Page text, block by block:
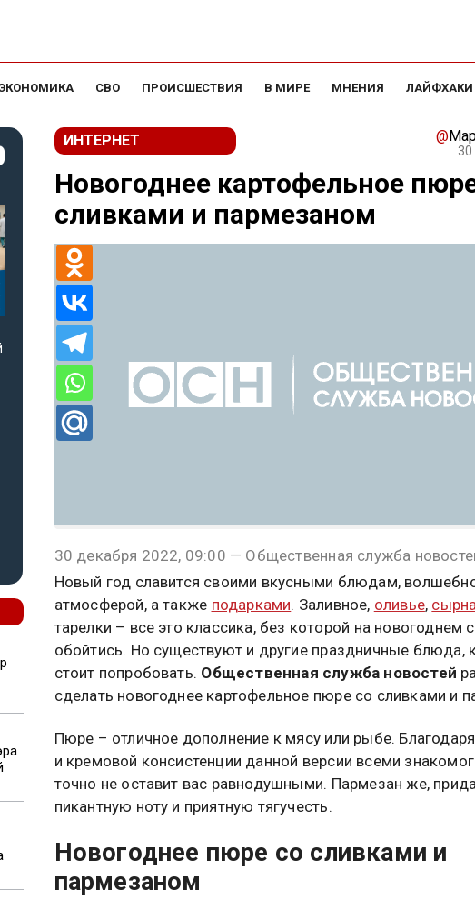
СВО ПРОИСШЕСТВИЯ В МИРЕ МНЕНИЯ ЛАЙФХАКИ
ИНТЕРНЕТ @
30
Новогоднее картофельное
сливками и пармезаном
30 декабря 2022, 09:00 — Общественная служба
Новый год славится своими вкусными блюдам,
атмосферой, а также подарками. Заливное, оливье,
тарелки – все это классика, без которой на новогоднем
обойтись. Но существуют и другие праздничные блюда,
стоит попробовать. Общественная служба новостей
сделать новогоднее картофельное пюре со сливками и
Пюре – отличное дополнение к мясу или рыбе.
и кремовой консистенции данной версии всеми
точно не оставит вас равнодушными. Пармезан же,
пикантную ноту и приятную тягучесть.
Новогоднее пюре со сливками и
пармезаном